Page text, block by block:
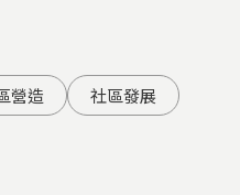
營造
社區發展